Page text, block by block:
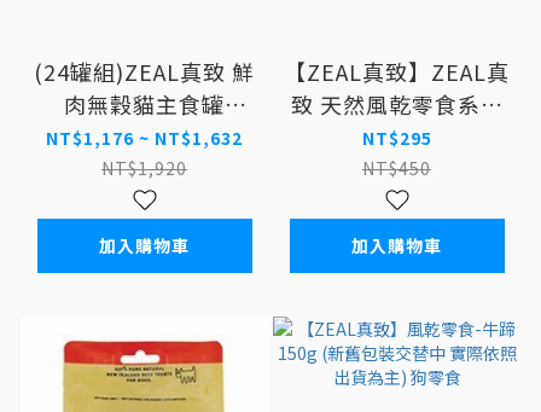
(24罐組)ZEAL真致 鮮
肉無穀貓主食罐
90g/170g 貓罐
NT$1,176 ~ NT$1,632
NT$1,920
加入購物車
【ZEAL真致】ZEAL真
致 天然風乾零食系列
犬貓零食 紐西蘭天然
零食
NT$295
NT$450
加入購物車